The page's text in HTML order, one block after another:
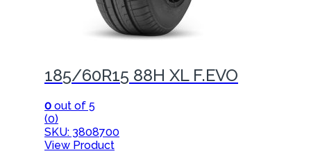
185/60R15 88H XL F.EVO
0 out of 5
(0)
SKU: 3808700
View Product